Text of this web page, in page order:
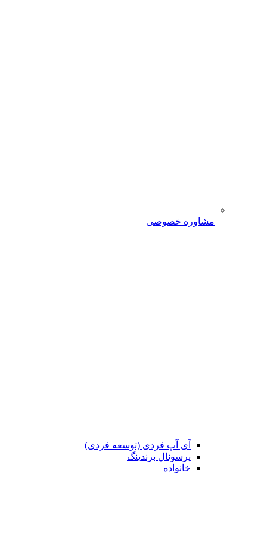
مشاوره خصوصی
آی آپ فردی (توسعه فردی)
پرسونال برندینگ
خانواده